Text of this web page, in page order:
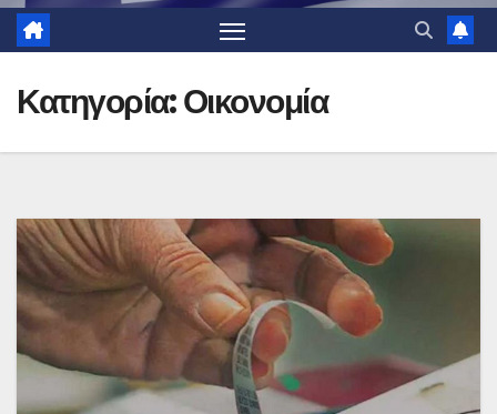
Κατηγορία:Οικονομία